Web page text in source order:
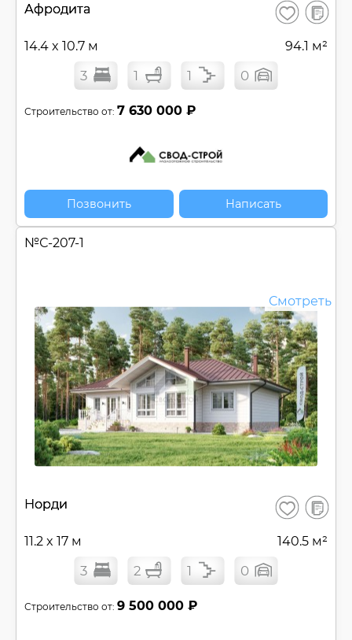
Афродита Сохранить
В
14.4 x 10.7 м 94.1 м²
3 1 1 0
Строительство от: 7 630 000 ₽
Позвонить Написать
№С-207-1
Смотреть
Норди Сохранить
В
11.2 x 17 м 140.5 м²
3 2 1 0
Строительство от: 9 500 000 ₽